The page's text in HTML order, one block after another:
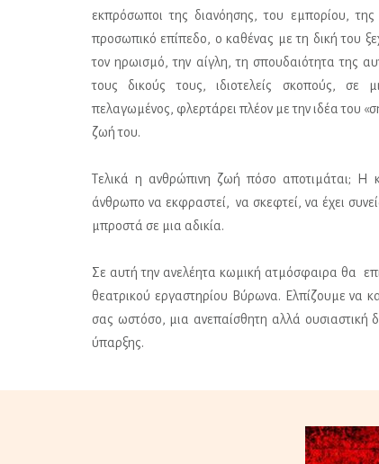
εκπρόσωποι της διανόησης, του εμπορίου,
προσωπικό επίπεδο, ο καθένας με τη δική του
τον ηρωισμό, την αίγλη, τη σπουδαιότητα της
τους δικούς τους, ιδιοτελείς σκοπούς, σε
πελαγωμένος, φλερτάρει πλέον με την ιδέα του
ζωή του.
Τελικά η ανθρώπινη ζωή πόσο αποτιμάται; Η
άνθρωπο να εκφραστεί, να σκεφτεί, να έχει
μπροστά σε μια αδικία.
Σε αυτή την ανελέητα κωμική ατμόσφαιρα θα
θεατρικού εργαστηρίου Βύρωνα. Ελπίζουμε να
σας ωστόσο, μια ανεπαίσθητη αλλά ουσιαστική
ύπαρξης.